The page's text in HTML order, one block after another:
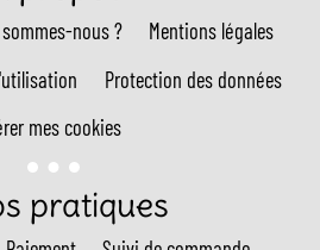
sommes-nous ?
Mentions légales
Protection des données
mes cookies
pratiques